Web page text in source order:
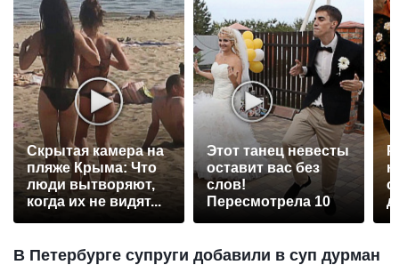
Скрытая камера на
пляже Крыма: Что
люди вытворяют,
когда их не видят...
Этот танец невесты
оставит вас без
слов!
Пересмотрела 10
В Петербурге супруги добавили в суп дурман